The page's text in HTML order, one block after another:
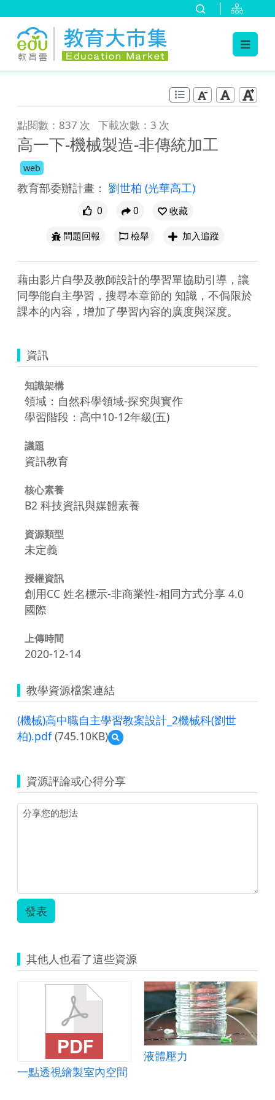
點閱數：837 次 下載次數：3 次
高一下-機械製造-非傳統加工
web
教育部委辦計畫： 劉世柏 (光華高工)
0 0
收藏
問題回報
檢舉 加入追蹤
藉由影片自學及教師設計的學習單協助引導，讓
同學能自主學習，搜尋本章節的 知識，不侷限於
課本的內容，增加了學習內容的廣度與深度。
資訊
知識架構
領域：自然科學領域-探究與實作
學習階段：高中10-12年級(五)
議題
資訊教育
核心素養
B2 科技資訊與媒體素養
資源類型
未定義
授權資訊
創用CC 姓名標示-非商業性-相同方式分享 4.0
國際
上傳時間
2020-12-14
教學資源檔案連結
(機械)高中職自主學習教案設計_2機械科(劉世
柏).pdf(745.10KB)
預
覽
高
中
職
(劉
世
資源評論或心得分享
發表
其他人也看了這些資源
一點透視繪製室內空間
液體壓力